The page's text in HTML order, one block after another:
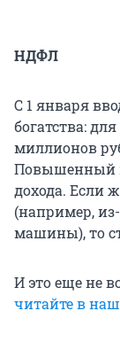
НДФЛ
С 1 января
богатства:
миллионов
Повышенный
дохода. Если
(например,
машины), то
И это еще не
читайте в